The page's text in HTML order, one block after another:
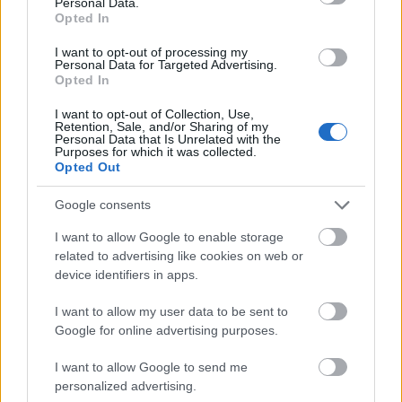
Opted In
I want to opt-out of processing my
Personal Data for Targeted Advertising.
Opted In
I want to opt-out of Collection, Use,
Retention, Sale, and/or Sharing of my
Personal Data that Is Unrelated with the
Purposes for which it was collected.
Opted Out
Google consents
I want to allow Google to enable storage
related to advertising like cookies on web or
device identifiers in apps.
I want to allow my user data to be sent to
Google for online advertising purposes.
I want to allow Google to send me
personalized advertising.
نوارهای نازک هویج، فلفل دلمه‌ای قرمز خرد شده، تکه‌های
آووکادوی خامه‌ای، پیازچه‌های خرد شده و دانه‌های کنجد پراکنده
است. تنوع رنگ‌ها تضاد چشمگیری در برابر برگ‌های سبز روشن
کاهو ایجاد می‌کند و بر تازگی و جذابیت غذایی آن تأکید دارد.
کاهو به خودی خود ترد و آبدار به نظر می‌رسد، با بافتی قابل
مشاهده و چین‌های ملایمی که مواد داخل کاهو را به طور طبیعی
در بر گرفته‌اند. رنگ سبز روشن برگ‌ها به حس بصری کلی سالم
و با طراوت تصویر کمک می‌کند. مواد داخل کاهو به طرز
هنرمندانه‌ای لایه لایه چیده شده‌اند تا عمق و فراوانی بصری
ایجاد کنند و باعث شوند که کاهوها در عین سبکی و مغذی
بودن، رضایت‌بخش به نظر برسند. جزئیات کوچکی مانند
دانه‌های کنجد، سبزی‌های خرد شده و سطوح براق سبزیجات،